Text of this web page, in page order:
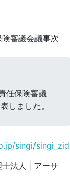
任保険審議
しました。
singi/
法人 | アーサ